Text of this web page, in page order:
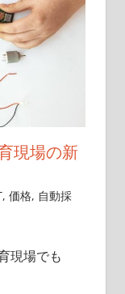
現場の新
,価格, 自動採
現場でも